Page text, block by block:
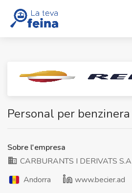
Personal per benzinera
Sobre l'empresa
CARBURANTS I DERIVATS
Andorra
www.becier.ad